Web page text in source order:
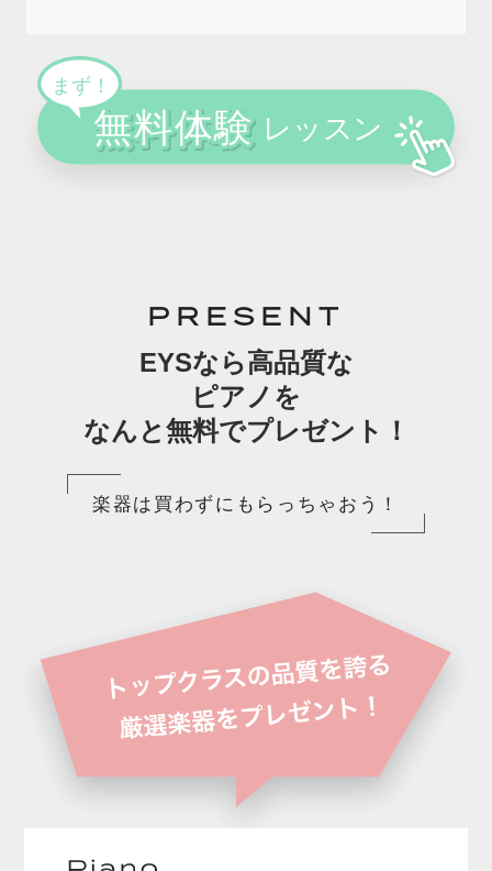
PRESENT
EYSなら高品質な
ピアノを
なんと無料でプレゼント！
楽器は買わずにもらっちゃおう！